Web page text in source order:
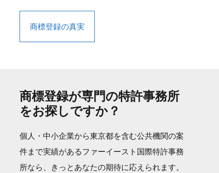
商標登録の真実
商標登録が専門の特許事務所
をお探しですか？
個人・中小企業から東京都を含む公共機関の案
件まで実績があるファーイースト国際特許事務
所なら、きっとあなたの期待に応えられます。